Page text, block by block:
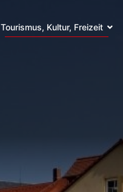
Tourismus, Kultur, Freizeit